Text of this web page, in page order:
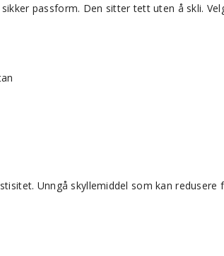
passform. Den sitter tett uten å skli.
Unngå skyllemiddel som kan